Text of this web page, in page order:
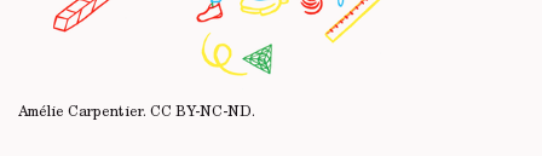
Amélie Carpentier. CC BY-NC-ND.